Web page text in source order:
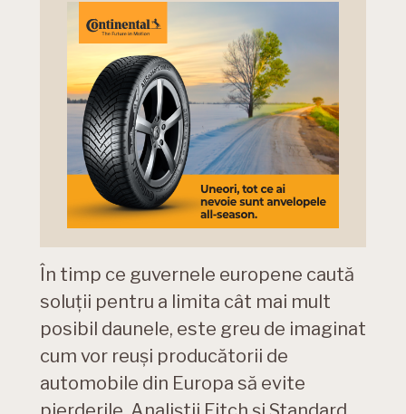
În timp ce guvernele europene caută
soluții pentru a limita cât mai mult
posibil daunele, este greu de imaginat
cum vor reuși producătorii de
automobile din Europa să evite